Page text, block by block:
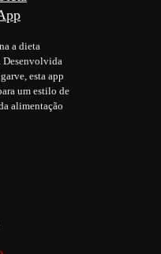
a dieta
Desenvolvida
esta app
um estilo de
alimentação